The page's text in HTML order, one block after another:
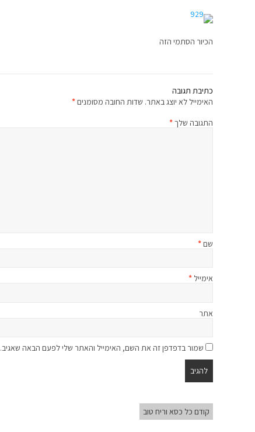
הכיור הסתמי הזה
כתיבת תגובה
האימייל לא יוצג באתר. שדות החובה מסומנים*
התגובה שלך*
שם*
אימייל *
אתר
שמור בדפדפן זה את השם, האימייל והאתר שלי לפעם הבאה שאגיב.
קודם כל כסא וריח טוב